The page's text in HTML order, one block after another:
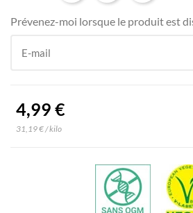
Prévenez-moi lorsque le produit est
E-mail
4,99 €
31,19 € / kilo